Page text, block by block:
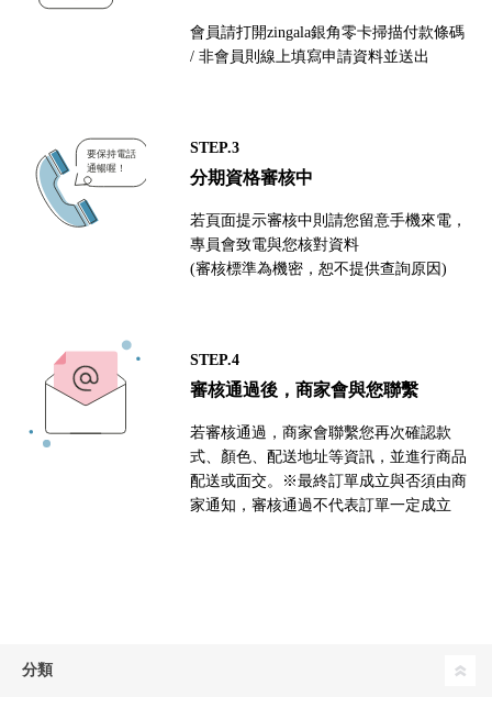
會員請打開zingala銀角零卡掃描付款條碼
/ 非會員則線上填寫申請資料並送出
STEP.3
分期資格審核中
若頁面提示審核中則請您留意手機來電，
專員會致電與您核對資料
(審核標準為機密，恕不提供查詢原因)
STEP.4
審核通過後，商家會與您聯繫
若審核通過，商家會聯繫您再次確認款
式、顏色、配送地址等資訊，並進行商品
配送或面交。※最終訂單成立與否須由商
家通知，審核通過不代表訂單一定成立
分類